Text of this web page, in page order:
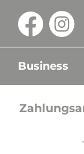
Business